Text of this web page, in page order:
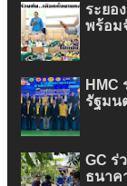
ระยอ
พร้อม
HMC
รัฐมน
GC ร่
ธนาค